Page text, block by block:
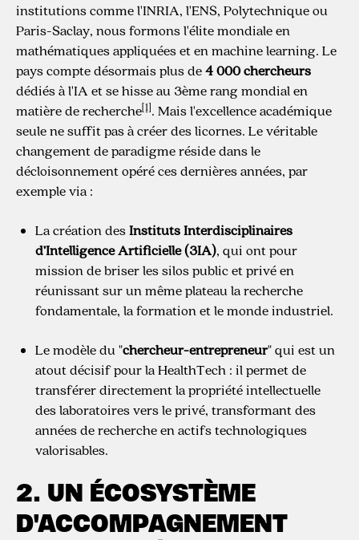
institutions comme l'INRIA, l'ENS, Polytechnique ou
Paris-Saclay, nous formons l'élite mondiale en
mathématiques appliquées et en machine learning. Le
pays compte désormais plus de4 000 chercheurs
dédiés à l'IA et se hisse au 3ème rang mondial en
matière de recherche[1]. Mais l'excellence académique
seule ne suffit pas à créer des licornes. Le véritable
changement de paradigme réside dans le
décloisonnement opéré ces dernières années, par
exemple via :
La création desInstituts Interdisciplinaires
d’Intelligence Artificielle (3IA), qui ont pour
mission de briser les silos public et privé en
réunissant sur un même plateau la recherche
fondamentale, la formation et le monde industriel.
Le modèle du "chercheur-entrepreneur" qui est un
atout décisif pour la HealthTech : il permet de
transférer directement la propriété intellectuelle
des laboratoires vers le privé, transformant des
années de recherche en actifs technologiques
valorisables.
2. UN ÉCOSYSTÈME
D'ACCOMPAGNEMENT